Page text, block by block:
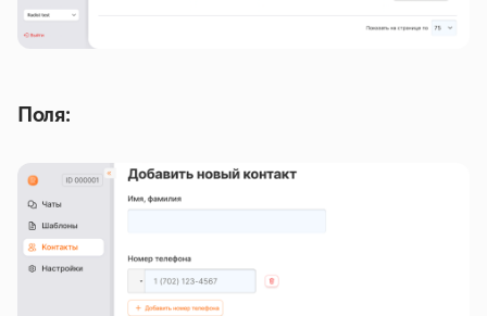
Поля: